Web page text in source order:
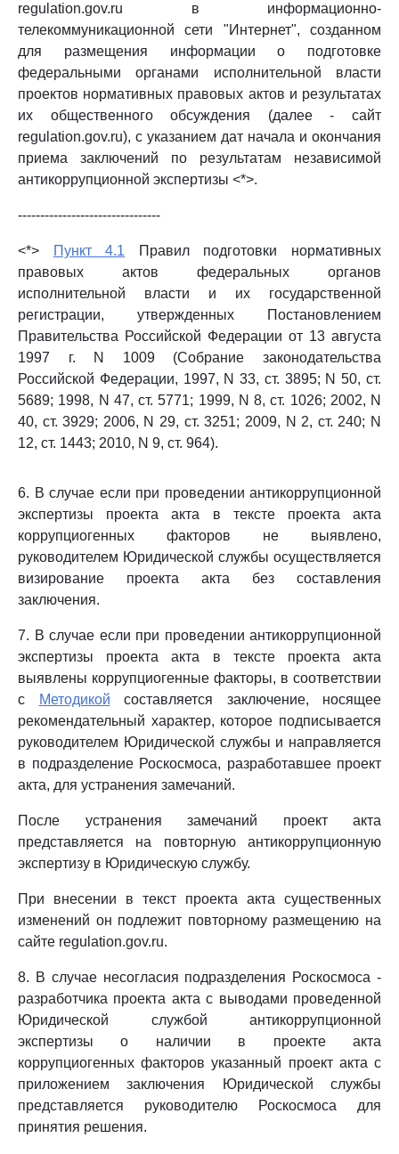
regulation.gov.ru в информационно-
телекоммуникационной сети "Интернет", созданном
для размещения информации о подготовке
федеральными органами исполнительной власти
проектов нормативных правовых актов и результатах
их общественного обсуждения (далее - сайт
regulation.gov.ru), с указанием дат начала и окончания
приема заключений по результатам независимой
антикоррупционной экспертизы <*>.
--------------------------------
<*> Пункт 4.1 Правил подготовки нормативных
правовых актов федеральных органов
исполнительной власти и их государственной
регистрации, утвержденных Постановлением
Правительства Российской Федерации от 13 августа
1997 г. N 1009 (Собрание законодательства
Российской Федерации, 1997, N 33, ст. 3895; N 50, ст.
5689; 1998, N 47, ст. 5771; 1999, N 8, ст. 1026; 2002, N
40, ст. 3929; 2006, N 29, ст. 3251; 2009, N 2, ст. 240; N
12, ст. 1443; 2010, N 9, ст. 964).
6. В случае если при проведении антикоррупционной
экспертизы проекта акта в тексте проекта акта
коррупциогенных факторов не выявлено,
руководителем Юридической службы осуществляется
визирование проекта акта без составления
заключения.
7. В случае если при проведении антикоррупционной
экспертизы проекта акта в тексте проекта акта
выявлены коррупциогенные факторы, в соответствии
с
Методикой составляется заключение, носящее
рекомендательный характер, которое подписывается
руководителем Юридической службы и направляется
в подразделение Роскосмоса, разработавшее проект
акта, для устранения замечаний.
После устранения замечаний проект акта
представляется на повторную антикоррупционную
экспертизу в Юридическую службу.
При внесении в текст проекта акта существенных
изменений он подлежит повторному размещению на
сайте regulation.gov.ru.
8. В случае несогласия подразделения Роскосмоса -
разработчика проекта акта с выводами проведенной
Юридической службой антикоррупционной
экспертизы о наличии в проекте акта
коррупциогенных факторов указанный проект акта с
приложением заключения Юридической службы
представляется руководителю Роскосмоса для
принятия решения.